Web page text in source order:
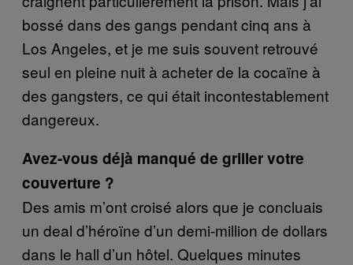
bossé dans des gangs pendant cinq ans à
Los Angeles, et je me suis souvent retrouvé
seul en pleine nuit à acheter de la cocaïne à
des gangsters, ce qui était incontestablement
dangereux.
Avez-vous déjà manqué de griller votre
couverture ?
Des amis m’ont croisé alors que je concluais
un deal d’héroïne d’un demi-million de dollars
dans le hall d’un hôtel. Quelques minutes